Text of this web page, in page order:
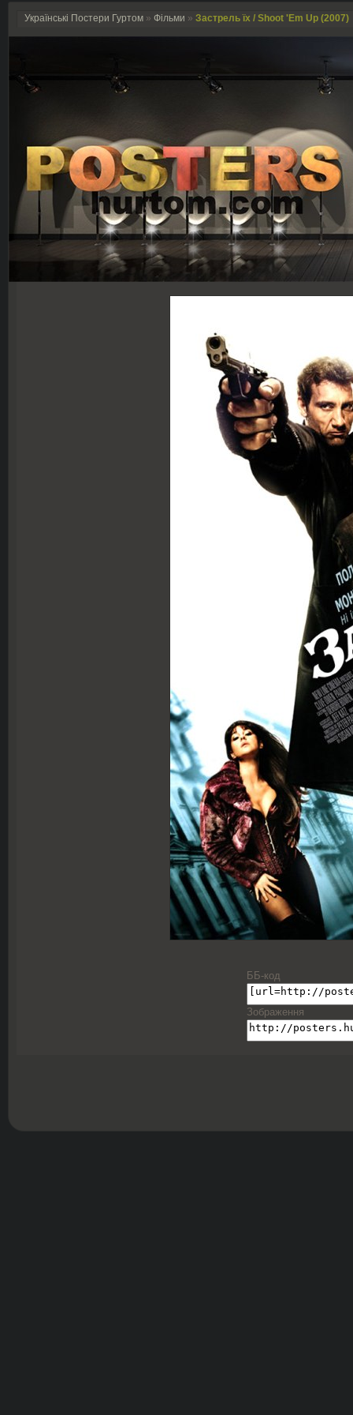
Українські Постери Гуртом » Фільми » Застрель їх / Shoot 'Em Up (2007)
ББ-код
Зображення